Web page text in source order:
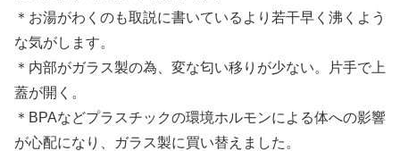
＊お湯がわくのも取説に書いているより若干早く沸くよう
な気がします。
＊内部がガラス製の為、変な匂い移りが少ない。片手で上
蓋が開く。
＊BPAなどプラスチックの環境ホルモンによる体への影響
が心配になり、ガラス製に買い替えました。